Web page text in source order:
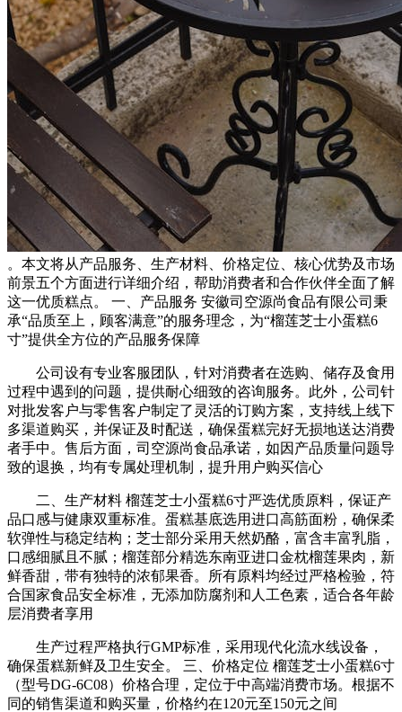
。本文将从产品服务、生产材料、价格定位、核心优势及市场
前景五个方面进行详细介绍，帮助消费者和合作伙伴全面了解
这一优质糕点。 一、产品服务 安徽司空源尚食品有限公司秉
承“品质至上，顾客满意”的服务理念，为“榴莲芝士小蛋糕6
寸”提供全方位的产品服务保障
公司设有专业客服团队，针对消费者在选购、储存及食用
过程中遇到的问题，提供耐心细致的咨询服务。此外，公司针
对批发客户与零售客户制定了灵活的订购方案，支持线上线下
多渠道购买，并保证及时配送，确保蛋糕完好无损地送达消费
者手中。售后方面，司空源尚食品承诺，如因产品质量问题导
致的退换，均有专属处理机制，提升用户购买信心
二、生产材料 榴莲芝士小蛋糕6寸严选优质原料，保证产
品口感与健康双重标准。蛋糕基底选用进口高筋面粉，确保柔
软弹性与稳定结构；芝士部分采用天然奶酪，富含丰富乳脂，
口感细腻且不腻；榴莲部分精选东南亚进口金枕榴莲果肉，新
鲜香甜，带有独特的浓郁果香。所有原料均经过严格检验，符
合国家食品安全标准，无添加防腐剂和人工色素，适合各年龄
层消费者享用
生产过程严格执行GMP标准，采用现代化流水线设备，
确保蛋糕新鲜及卫生安全。 三、价格定位 榴莲芝士小蛋糕6寸
（型号DG-6C08）价格合理，定位于中高端消费市场。根据不
同的销售渠道和购买量，价格约在120元至150元之间